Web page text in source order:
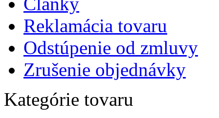
Reklamácia tovaru
Odstúpenie od zmluvy
Zrušenie objednávky
Kategórie tovaru